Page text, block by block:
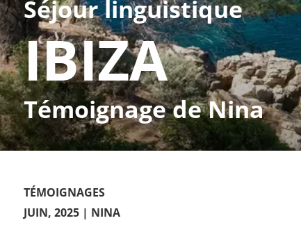
Séjour linguistique
IBIZA
Témoignage de Nina
TÉMOIGNAGES
JUIN, 2025 | NINA